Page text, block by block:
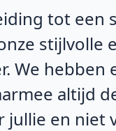
tot een
stijlvolle
We
altijd
jullie en niet